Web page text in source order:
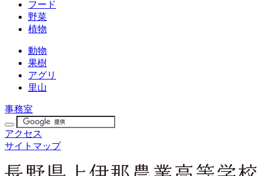
フード
野菜
植物
動物
果樹
アグリ
里山
事務室
アクセス
サイトマップ